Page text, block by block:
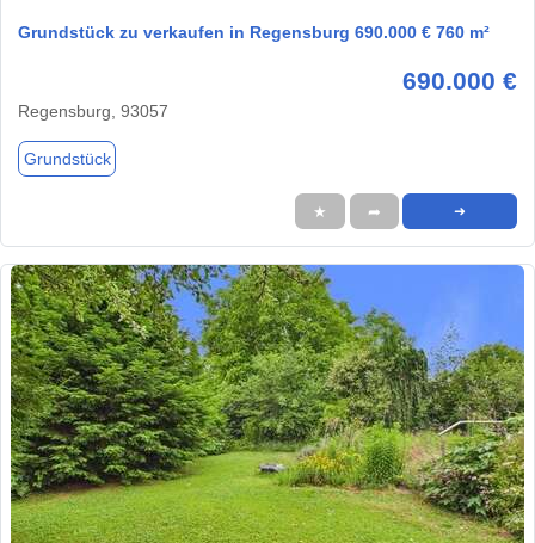
Grundstück zu verkaufen in Regensburg 690.000 € 760 m²
690.000 €
Regensburg, 93057
Grundstück
★ ➦ ➜